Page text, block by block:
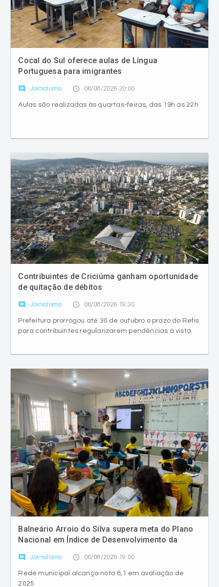
Cocal do Sul oferece aulas de Língua
Portuguesa para imigrantes
comment Jornalismo access_time 06/08/2026 20:00
Aulas são realizadas às quartas-feiras, das 19h às 22h
Contribuintes de Criciúma ganham oportunidade
de quitação de débitos
comment Jornalismo access_time 06/08/2026 19:30
Prefeitura prorrogou até 30 de outubro o prazo do Refis
para contribuintes regularizarem pendências à vista
Balneário Arroio do Silva supera meta do Plano
Nacional em Índice de Desenvolvimento da
comment Jornalismo access_time 06/08/2026 19:00
Rede municipal alcança nota 6,1 em avaliação de
2025